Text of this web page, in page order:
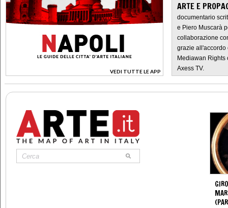
VEDI TUTTE LE APP
>
ARTE E
documentario
e Piero Muscarà
collaborazione
grazie all'accordo
Mediawan
Axess TV.